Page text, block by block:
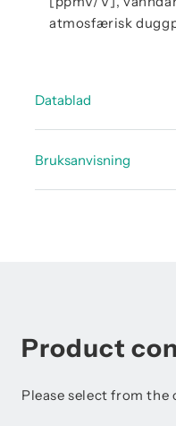
atmosfærisk
Datablad
Bruksanvisning
Product
Please select from